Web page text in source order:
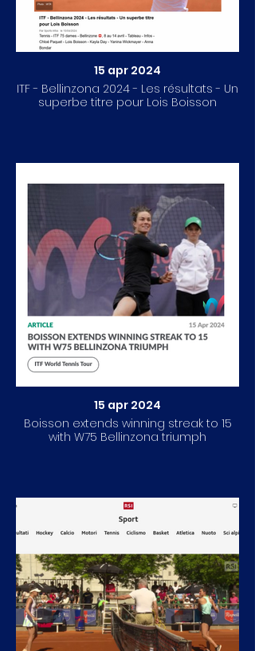
15 apr 2024
ITF - Bellinzona 2024 - Les résultats - Un
superbe titre pour Lois Boisson
15 apr 2024
Boisson extends winning streak to 15
with W75 Bellinzona triumph